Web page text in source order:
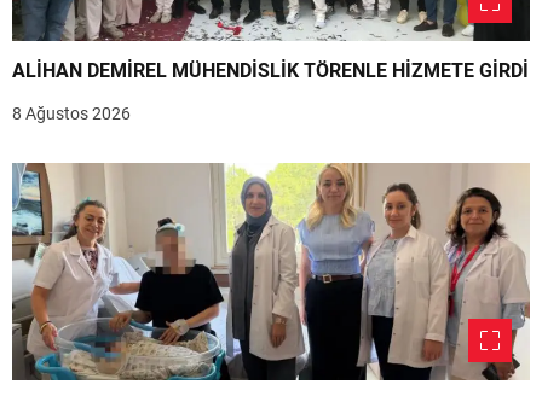
ALİHAN DEMİREL MÜHENDİSLİK TÖRENLE HİZMETE GİRDİ
8 Ağustos 2026